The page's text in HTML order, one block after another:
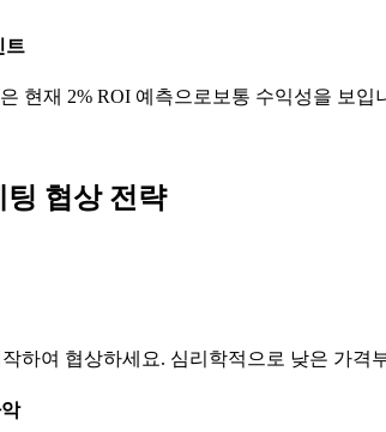
트
현재 2% ROI 예측으로 보통 수익성을 보입
협상 전략
하여 협상하세요. 심리학적으로 낮은 가